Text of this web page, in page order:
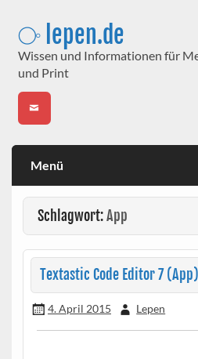
content⧂ lepen.de
Wissen und Informationen für
und Print
Menü
Schlagwort:App
Textastic Code Editor 7 (App)
4. April 2015 Lepen